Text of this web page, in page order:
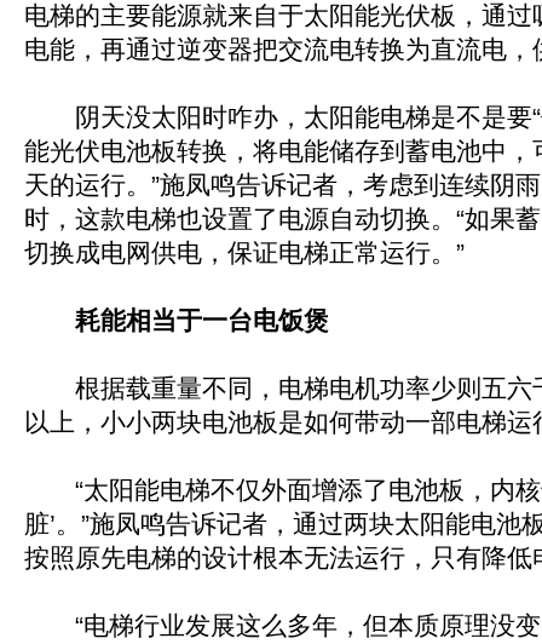
电梯的主要能源就来自于太阳能光伏板，通
电能，再通过逆变器把交流电转换为直流电，
阴天没太阳时咋办，太阳能电梯是不是要“
能光伏电池板转换，将电能储存到蓄电池中
天的运行。”施凤鸣告诉记者，考虑到连续阴
时，这款电梯也设置了电源自动切换。“如果
切换成电网供电，保证电梯正常运行。”
耗能相当于一台电饭煲
根据载重量不同，电梯电机功率少则五六
以上，小小两块电池板是如何带动一部电梯运
“太阳能电梯不仅外面增添了电池板，内核
脏’。”施凤鸣告诉记者，通过两块太阳能电池
按照原先电梯的设计根本无法运行，只有降低
“电梯行业发展这么多年，但本质原理没变